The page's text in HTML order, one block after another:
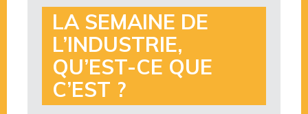
LA SEMAINE DE
L’INDUSTRIE,
QU’EST-CE QUE
C’EST ?